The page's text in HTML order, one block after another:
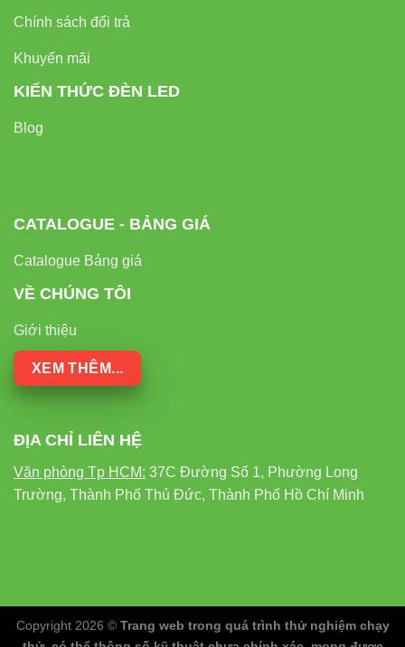
Chính sách đổi trả
Khuyến mãi
KIẾN THỨC ĐÈN LED
Blog
CATALOGUE - BẢNG GIÁ
Catalogue Bảng giá
VỀ CHÚNG TÔI
Giới thiệu
XEM THÊM...
ĐỊA CHỈ LIÊN HỆ
Văn phòng Tp HCM: 37C Đường Số 1, Phường Long
Trường, Thành Phố Thủ Đức, Thành Phố Hồ Chí Minh
Copyright 2026 © Trang web trong quá trình thử nghiệm chạy